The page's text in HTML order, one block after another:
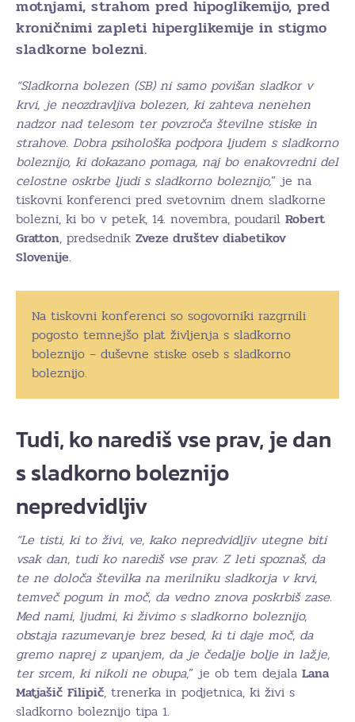
motnjami, strahom pred hipoglikemijo, pred
kroničnimi zapleti hiperglikemije in stigmo
sladkorne bolezni.
“Sladkorna bolezen (SB) ni samo povišan sladkor v
krvi, je neozdravljiva bolezen, ki zahteva nenehen
nadzor nad telesom ter povzroča številne stiske in
strahove. Dobra psihološka podpora ljudem s sladkorno
boleznijo, ki dokazano pomaga, naj bo enakovredni del
celostne oskrbe ljudi s sladkorno boleznijo,” je na
tiskovni konferenci pred svetovnim dnem sladkorne
bolezni, ki bo v petek, 14. novembra, poudaril Robert
Gratton, predsednik Zveze društev diabetikov
Slovenije.
Na tiskovni konferenci so sogovorniki razgrnili
pogosto temnejšo plat življenja s sladkorno
boleznijo – duševne stiske oseb s sladkorno
boleznijo.
Tudi, ko narediš vse prav, je dan
s sladkorno boleznijo
nepredvidljiv
“Le tisti, ki to živi, ve, kako nepredvidljiv utegne biti
vsak dan, tudi ko narediš vse prav. Z leti spoznaš, da
te ne določa številka na merilniku sladkorja v krvi,
temveč pogum in moč, da vedno znova poskrbiš zase.
Med nami, ljudmi, ki živimo s sladkorno boleznijo,
obstaja razumevanje brez besed, ki ti daje moč, da
gremo naprej z upanjem, da je čedalje bolje in lažje,
ter srcem, ki nikoli ne obupa,” je ob tem dejala Lana
Matjašič Filipič, trenerka in podjetnica, ki živi s
sladkorno boleznijo tipa 1.